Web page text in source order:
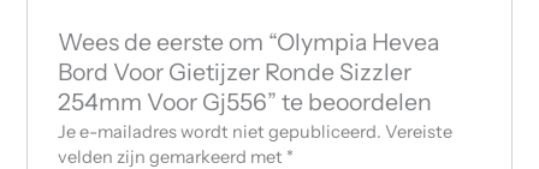
Wees de eerste om “Olympia Hevea
Bord Voor Gietijzer Ronde Sizzler
254mm Voor Gj556” te beoordelen
Je e-mailadres wordt niet gepubliceerd. Vereiste
velden zijn gemarkeerd met *